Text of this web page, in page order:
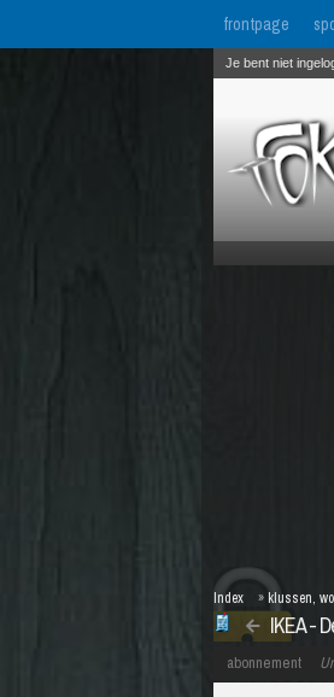
frontpage
Je bent niet
IKEA -
Index » klussen,
abonnement